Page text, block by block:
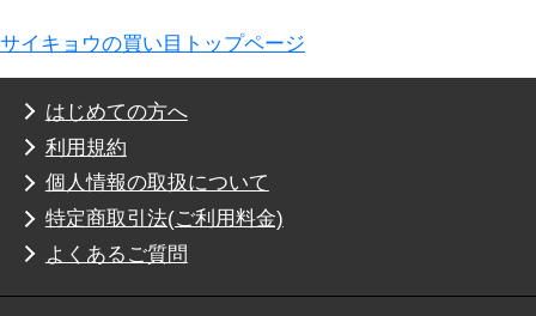
サイキョウの買い目トップページ
はじめての方へ
利用規約
個人情報の取扱について
特定商取引法(ご利用料金)
よくあるご質問